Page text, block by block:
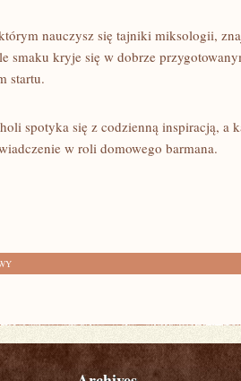
nauczysz się tajniki miksologii,
smaku kryje się w dobrze
startu.
spotyka się z codzienną inspiracją,
w roli domowego barmana.